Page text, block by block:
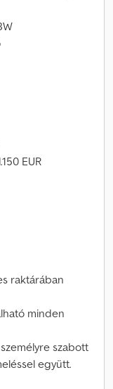
EUR
raktárában
minden
szabott
együtt.